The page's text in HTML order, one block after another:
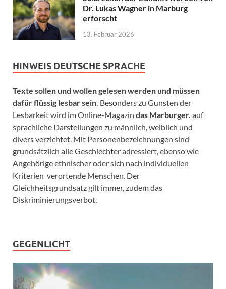
Dr. Lukas Wagner in Marburg
erforscht
13. Februar 2026
HINWEIS DEUTSCHE SPRACHE
Texte sollen und wollen gelesen werden und müssen
dafür flüssig lesbar sein. Besonders zu Gunsten der
Lesbarkeit wird im Online-Magazin das Marburger. auf
sprachliche Darstellungen zu männlich, weiblich und
divers verzichtet. Mit Personenbezeichnungen sind
grundsätzlich alle Geschlechter adressiert, ebenso wie
Angehörige ethnischer oder sich nach individuellen
Kriterien verortende Menschen. Der
Gleichheitsgrundsatz gilt immer, zudem das
Diskriminierungsverbot.
GEGENLICHT